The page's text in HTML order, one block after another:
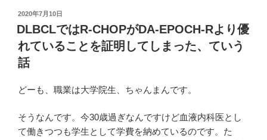
投
稿
日:
2020年7月10日
DLBCLではR-CHOPがDA-EPOCH-Rより優
れていることを証明してしまった、ていう
話
どーも、職業は大学院生、ちゃんまんです。
そうなんです。今30歳過ぎなんですけど血液内科医とし
て働きつつも学生として学費を納めているのです。た